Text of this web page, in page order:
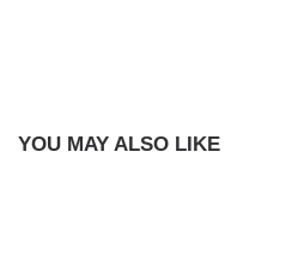
YOU MAY ALSO LIKE